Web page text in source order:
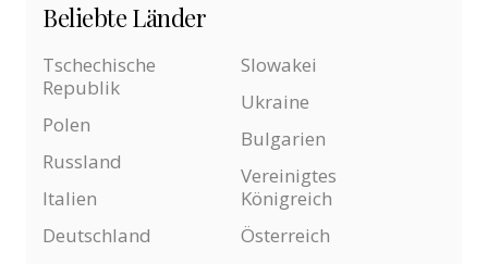
Beliebte Länder
Tschechische
Republik
Polen
Russland
Italien
Deutschland
Slowakei
Ukraine
Bulgarien
Vereinigtes
Königreich
Österreich